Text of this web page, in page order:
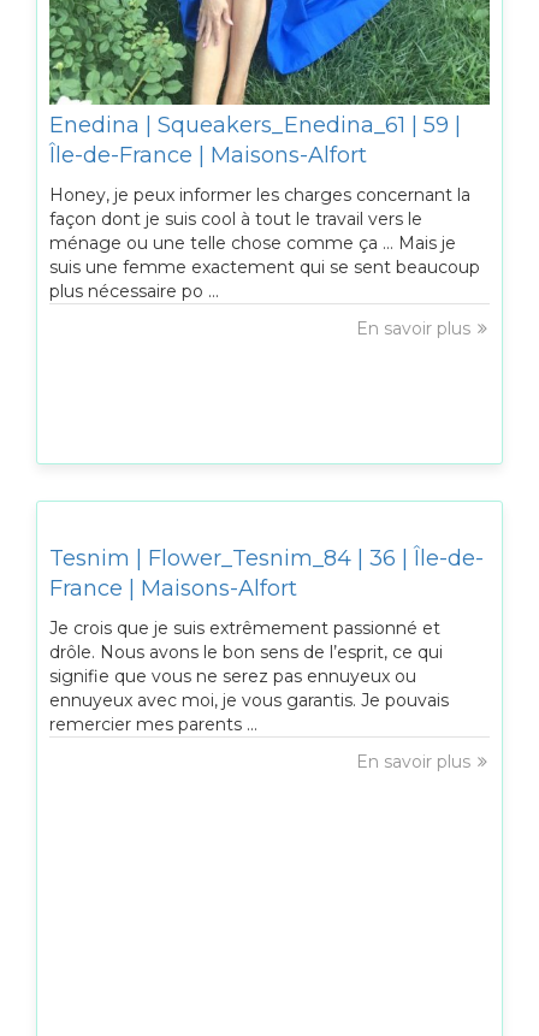
Enedina | Squeakers_Enedina_61 | 59 |
Île-de-France | Maisons-Alfort
Honey, je peux informer les charges concernant la
façon dont je suis cool à tout le travail vers le
ménage ou une telle chose comme ça … Mais je
suis une femme exactement qui se sent beaucoup
plus nécessaire po ...
En savoir plus
Tesnim | Flower_Tesnim_84 | 36 | Île-de-
France | Maisons-Alfort
Je crois que je suis extrêmement passionné et
drôle. Nous avons le bon sens de l’esprit, ce qui
signifie que vous ne serez pas ennuyeux ou
ennuyeux avec moi, je vous garantis. Je pouvais
remercier mes parents ...
En savoir plus